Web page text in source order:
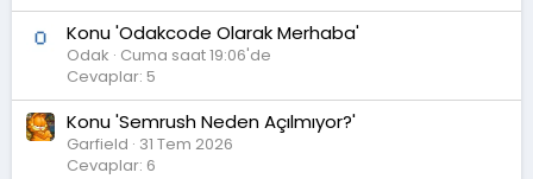
Konu 'Odakcode Olarak Merhaba'
Odak Cuma saat 19:06'de
Cevaplar: 5
Konu 'Semrush Neden Açılmıyor?'
Garfield 31 Tem 2026
Cevaplar: 6